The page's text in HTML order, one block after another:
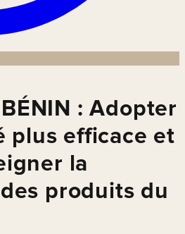
: Adopter
plus efficace et
la
produits du